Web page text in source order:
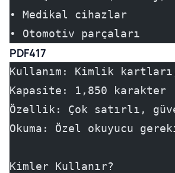
• Medikal cihazlar
• Otomotiv parçaları
PDF417
Kullanım: Kimlik
Kapasite: 1,850 karakter
Özellik: Çok satırlı,
Okuma: Özel okuyucu
Kimler Kullanır?